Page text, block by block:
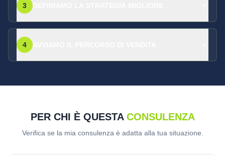
3
4
PER CHI È QUESTA CONSULENZA
Verifica se la mia consulenza è adatta alla tua situazione.